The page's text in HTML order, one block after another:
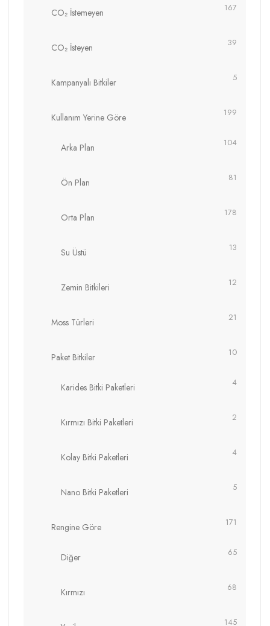
CO₂ İstemeyen 167
CO₂ İsteyen 39
Kampanyalı Bitkiler 5
Kullanım Yerine Göre 199
Arka Plan 104
Ön Plan 81
Orta Plan 178
Su Üstü 13
Zemin Bitkileri 12
Moss Türleri 21
Paket Bitkiler 10
Karides Bitki Paketleri 4
Kırmızı Bitki Paketleri 2
Kolay Bitki Paketleri 4
Nano Bitki Paketleri 5
Rengine Göre 171
Diğer 65
Kırmızı 68
145